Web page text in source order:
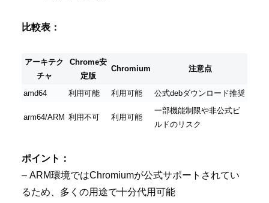
比較表：
アーキテク
チャ
Chrome安
定版
Chromium 注意点
amd64 利用可能 利用可能 公式debダウンロード推奨
arm64/ARM 利用不可 利用可能
一部機能制限や非公式ビ
ルドのリスク
ポイント：
– ARM環境ではChromiumが公式サポートされてい
るため、多くの用途で十分代用可能